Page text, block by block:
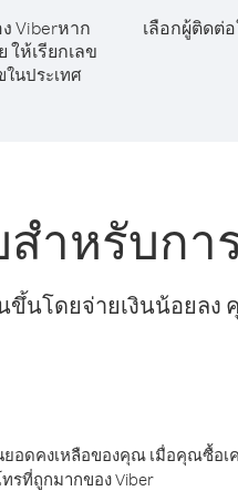
Viberหาก
ให้เรียกเลข
ในประเทศ
เลือกผู้ติดต่
ำหรับกา
นโดยจ่ายเงินน้อยลง
ยอดคงเหลือของคุณ เมื่อคุณซื้
รที่ถูกมากของ Viber